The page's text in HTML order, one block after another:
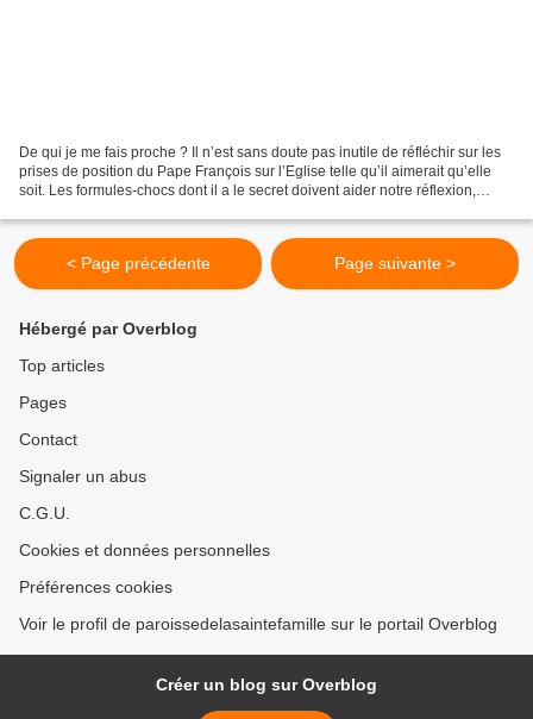
De qui je me fais proche ? Il n’est sans doute pas inutile de réfléchir sur les
prises de position du Pape François sur l’Eglise telle qu’il aimerait qu’elle
soit. Les formules-chocs dont il a le secret doivent aider notre réflexion,
< Page précédente Page suivante >
Hébergé par Overblog
Top articles
Pages
Contact
Signaler un abus
C.G.U.
Cookies et données personnelles
Préférences cookies
Voir le profil de paroissedelasaintefamille sur le portail Overblog
Créer un blog sur Overblog